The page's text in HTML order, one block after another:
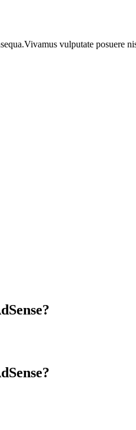
vulputate posuere